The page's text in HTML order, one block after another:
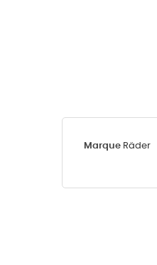
Marque Räder